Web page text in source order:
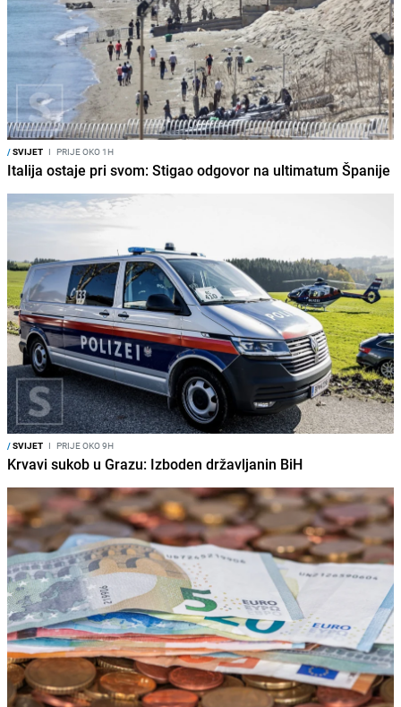
/SVIJET I PRIJE OKO 1H
Italija ostaje pri svom: Stigao odgovor na ultimatum Španije
/SVIJET I PRIJE OKO 9H
Krvavi sukob u Grazu: Izboden državljanin BiH